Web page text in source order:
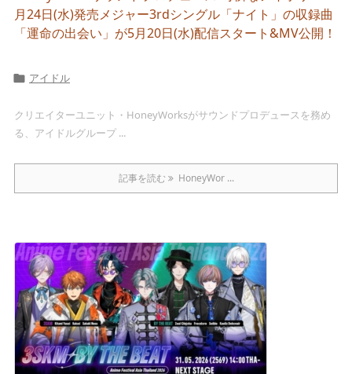
月24日(水)発売メジャー3rdシングル「ナイト」の収録曲
「運命の出会い」が5月20日(水)配信スタート&MV公開！
 アイドル
クリエイターユニット・HoneyWorksがサウンドプロデュースを務め
る、アイドルグループ ...
記事を読む HoneyWor ...